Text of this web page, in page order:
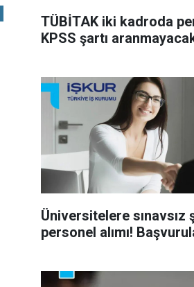
TÜBİTAK iki kadroda
KPSS şartı
Üniversitelere sınavsız
personel alımı!